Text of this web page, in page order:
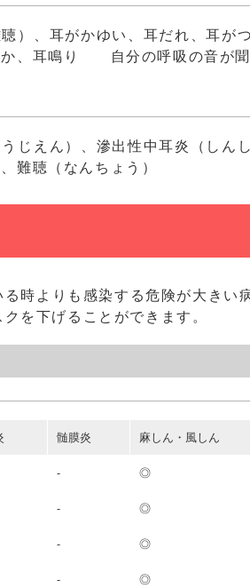
）、耳がかゆい、耳だれ、耳が
か、耳鳴り 自分の呼吸の音が聞
じえん）、滲出性中耳炎（しん
難聴（なんちょう）
時よりも感染する危険が大き
を下げることができます。
髄膜炎 麻しん・風しん
- ◎
- ◎
- ◎
- ◎